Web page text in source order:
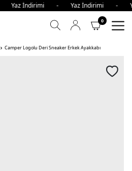
İndirimi - Yaz
0
Camper Logolu Deri Sneaker Erkek Ayakkabı